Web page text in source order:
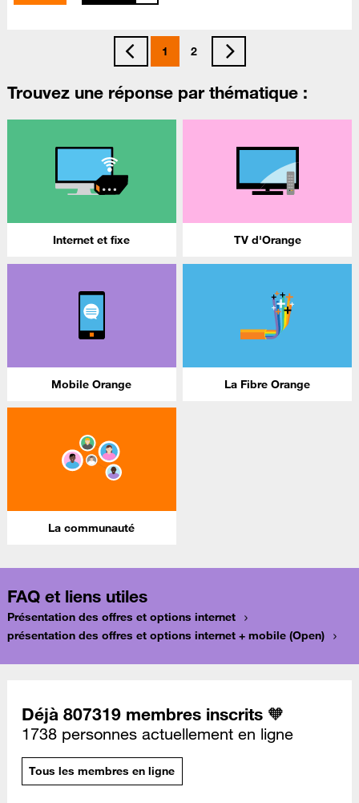
1 2
Trouvez une réponse par thématique :
Internet et fixe TV d'Orange
Mobile Orange La Fibre Orange
La communauté
FAQ et liens utiles
Présentation des offres et options internet
présentation des offres et options internet + mobile (Open)
Déjà 807319 membres inscrits 🧡
1738 personnes actuellement en ligne
Tous les membres en ligne